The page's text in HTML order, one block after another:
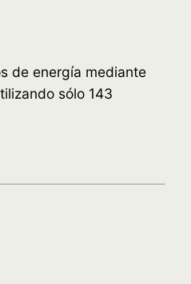
de energía mediante
sólo 143